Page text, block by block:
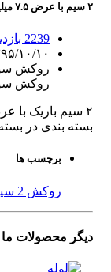
۲ سیم با عرض ۷.۵ میلیمتر و طلایی رنگ
2239 بازدید
۱۳۹۵/
روکش
روکش
بسته بندی در
برچسب ها
روکش 2 سیم آنتی
دیگر محصولات ما